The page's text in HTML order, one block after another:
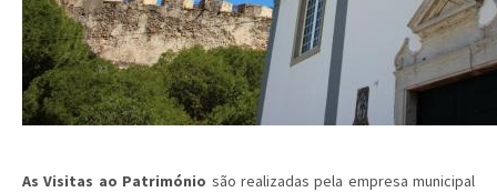
As Visitas ao Património são realizadas pela empresa municipal